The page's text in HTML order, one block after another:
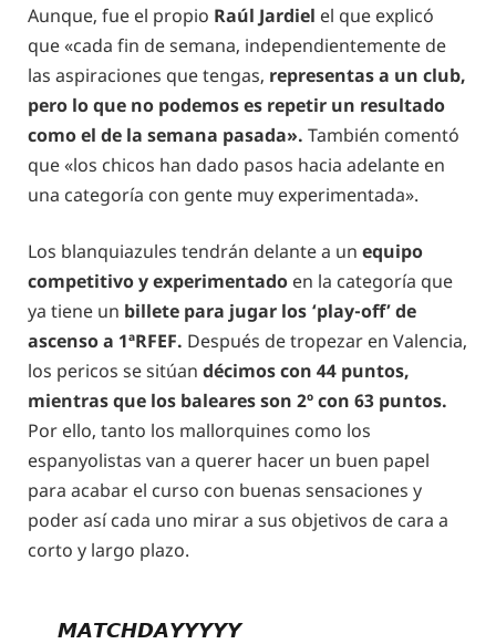
Aunque, fue el propio Raúl Jardiel el que explicó
que «cada fin de semana, independientemente de
las aspiraciones que tengas, representas a un club,
pero lo que no podemos es repetir un resultado
como el de la semana pasada». También comentó
que «los chicos han dado pasos hacia adelante en
una categoría con gente muy experimentada».
Los blanquiazules tendrán delante a un equipo
competitivo y experimentado en la categoría que
ya tiene un billete para jugar los ‘play-off’ de
ascenso a 1ªRFEF. Después de tropezar en Valencia,
los pericos se sitúan décimos con 44 puntos,
mientras que los baleares son 2º con 63 puntos.
Por ello, tanto los mallorquines como los
espanyolistas van a querer hacer un buen papel
para acabar el curso con buenas sensaciones y
poder así cada uno mirar a sus objetivos de cara a
corto y largo plazo.
𝙈𝘼𝙏𝘾𝙃𝘿𝘼𝙔𝙔𝙔𝙔𝙔